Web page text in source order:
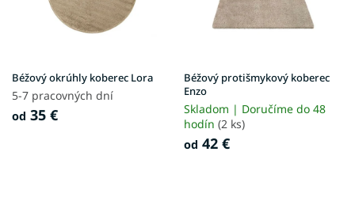
u
k
t
o
Béžový okrúhly koberec Lora
5-7 pracovných dní
od 35 €
Béžový protišmykový koberec
Enzo
Skladom | Doručíme do 48
hodín (2 ks)
od 42 €